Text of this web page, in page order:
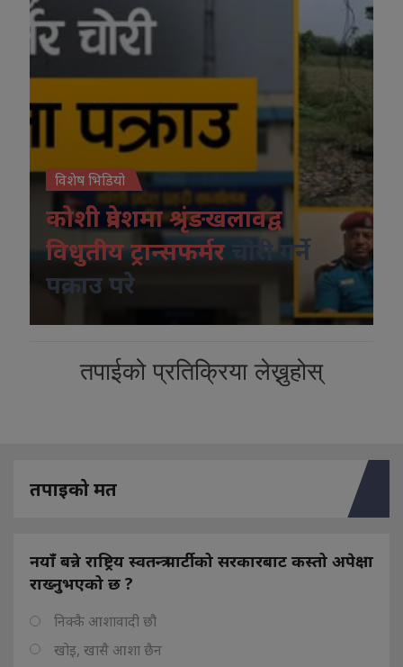
विशेष भिडियो
कोशी प्रदेशमा श्रृंङखलावद्व
विधुतीय ट्रान्सफर्मर
चोरी गर्ने
पक्राउ परे
तपाईको प्रतिक्रिया लेख्नुहोस्
तपाइको मत
नयाँ बन्ने राष्ट्रिय स्वतन्त्र पार्टीको सरकारबाट कस्तो अपेक्षा
राख्नुभएको छ ?
निक्कै आशावादी छौ
खोइ, खासै आशा छैन